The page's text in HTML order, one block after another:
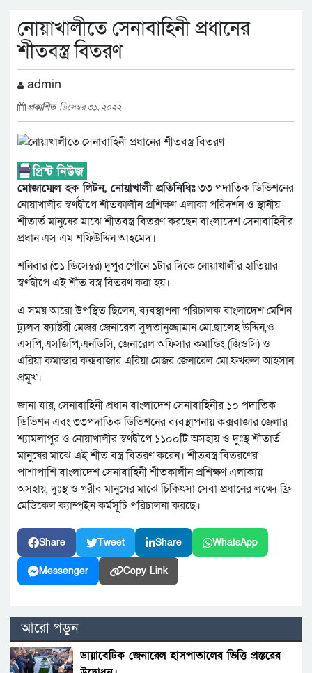
নোয়াখালীতে সেনাবাহিনী প্রধানের
শীতবস্ত্র বিতরণ
admin
প্রকাশিত ডিসেম্বর ৩১, ২০২২
মোজাম্মেল হক লিটন, নোয়াখালী প্রতিনিধিঃ৩৩ পদাতিক ডিভিশনের
নোয়াখালীর স্বর্ণদ্বীপে শীতকালীন প্রশিক্ষণ এলাকা পরিদর্শন ও স্থানীয়
শীতার্ত মানুষের মাঝে শীতবস্ত্র বিতরণ করছেন বাংলাদেশ সেনাবাহিনীর
প্রধান এস এম শফিউদ্দিন আহমেদ।
শনিবার (৩১ ডিসেম্বর) দুপুর পৌনে ১টার দিকে নোয়াখালীর হাতিয়ার
স্বর্ণদ্বীপে এই শীত বস্ত্র বিতরণ করা হয়।
এ সময় আরো উপস্থিত ছিলেন, ব্যবস্থাপনা পরিচালক বাংলাদেশ মেশিন
ট্যুলস ফ্যাক্টরী মেজর জেনারেল সুলতানুজ্জামান মো.ছালেহ উদ্দিন,ও
এসপি,এসজিপি,এনডিসি, জেনারেল অফিসার কমান্ডিং (জিওসি) ও
এরিয়া কমান্ডার কক্সবাজার এরিয়া মেজর জেনারেল মো.ফখরুল আহসান
প্রমূখ।
জানা যায়, সেনাবাহিনী প্রধান বাংলাদেশ সেনাবাহিনীর ১০ পদাতিক
ডিভিশন এবং ৩৩পদাতিক ডিভিশনের ব্যবস্থাপনায় কক্সবাজার জেলার
শ্যামলাপুর ও নোয়াখালীর স্বর্ণদ্বীপে ১১০০টি অসহায় ও দুঃস্থ শীতার্ত
মানুষের মাঝে এই শীত বস্ত্র বিতরণ করেন। শীতবস্ত্র বিতরণের
পাশাপাশি বাংলাদেশ সেনাবাহিনী শীতকালীন প্রশিক্ষণ এলাকায়
অসহায়, দুঃস্থ ও গরীব মানুষের মাঝে চিকিৎসা সেবা প্রধানের লক্ষ্যে ফ্রি
মেডিকেল ক্যাম্প্ইন কর্মসূচি পরিচালনা করছে।
Share Tweet Share WhatsApp
Messenger Copy Link
আরো পড়ুন
ডায়াবেটিক জেনারেল হাসপাতালের ভিত্তি প্রস্তরের